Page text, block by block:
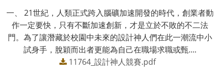
一、 21世紀，人類正式跨入腦礦加速開發的時代，創業者動
作一定要快，只有不斷加速創新，才是立於不敗的不二法
門。為了讓潛藏於校園中未來的設計神人們在此一潮流中小
試身手，脫穎而出者更能為自己在職場求職或甄....
11764_設計神人競賽.pdf